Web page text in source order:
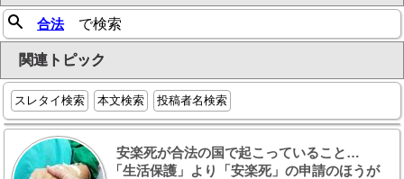
合法で検索
関連トピック
スレタイ検索 本文検索 投稿者名検索
安楽死が合法の国で起こっていること…
「生活保護」より「安楽死」の申請のほうが